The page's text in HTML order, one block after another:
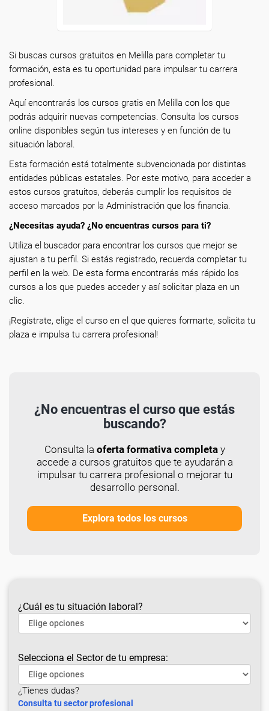
Si buscas cursos gratuitos en Melilla para completar tu
formación, esta es tu oportunidad para impulsar tu carrera
profesional.
Aquí encontrarás los cursos gratis en Melilla con los que
podrás adquirir nuevas competencias. Consulta los cursos
online disponibles según tus intereses y en función de tu
situación laboral.
Esta formación está totalmente subvencionada por distintas
entidades públicas estatales. Por este motivo, para acceder a
estos cursos gratuitos, deberás cumplir los requisitos de
acceso marcados por la Administración que los financia.
¿Necesitas ayuda? ¿No encuentras cursos para ti?
Utiliza el buscador para encontrar los cursos que mejor se
ajustan a tu perfil. Si estás registrado, recuerda completar tu
perfil en la web. De esta forma encontrarás más rápido los
cursos a los que puedes acceder y así solicitar plaza en un
clic.
¡Regístrate, elige el curso en el que quieres formarte, solicita tu
plaza e impulsa tu carrera profesional!
¿No encuentras el curso que estás
buscando?
Consulta la oferta formativa completay
accede a cursos gratuitos que te ayudarán a
impulsar tu carrera profesional o mejorar tu
desarrollo personal.
Explora todos los cursos
¿Cuál es tu situación laboral?
Selecciona el Sector de tu empresa:
¿Tienes dudas?
Consulta tu sector profesional